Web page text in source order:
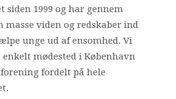
siden 1999 og har gennem
masse viden og redskaber ind
unge ud af ensomhed. Vi
enkelt mødested i København
fordelt på hele